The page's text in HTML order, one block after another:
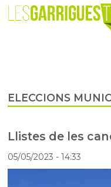
ELECCIONS
Llistes de les
05/05/2023- 14:33